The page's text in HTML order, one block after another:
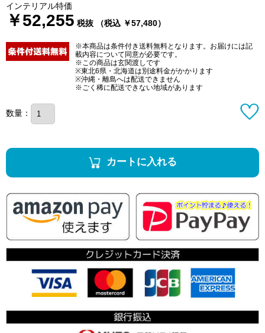
インテリアル特価
￥52,255 税抜 （税込 ￥57,480）
※本商品は条件付き送料無料となります。お届けには記
載内容について同意が必要です。
※この商品は玄関渡しです
※東北6県・北海道は別途料金がかかります
※沖縄・離島へは配送できません
※ごく稀に配送できない地域があります
数量：
カートに入れる